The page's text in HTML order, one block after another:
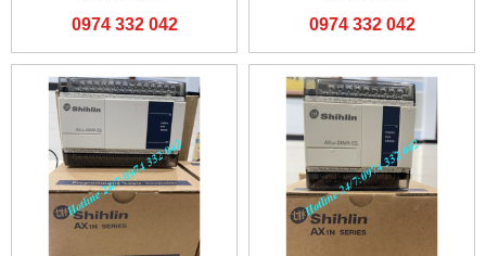
0974 332 042 0974 332 042